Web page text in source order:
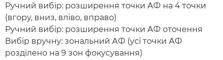
Ручний вибір: розширення точки АФ на 4 точки
(вгору, вниз, вліво, вправо)
Ручний вибір: розширення точки АФ оточення
Вибір вручну: зональний АФ (усі точки АФ
розділено на 9 зон фокусування)